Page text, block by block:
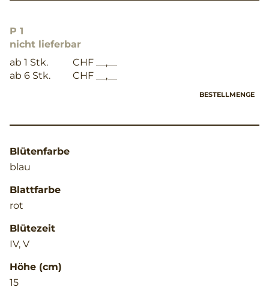
P 1
nicht lieferbar
ab 1 Stk.
CHF __,__
ab 6 Stk.
CHF __,__
BESTELLMENGE
Blütenfarbe
blau
Blattfarbe
rot
Blütezeit
IV, V
Höhe (cm)
15